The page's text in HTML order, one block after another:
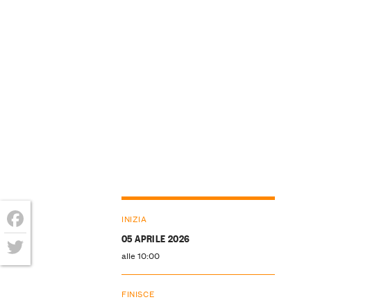
INIZIA
05 APRILE 2026
alle 10:00
FINISCE
Facebook
Twitter